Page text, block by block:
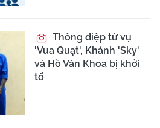
Thông điệp từ vụ
'Vua Quạt', Khánh 'Sky'
và Hồ Văn Khoa bị khởi
tố